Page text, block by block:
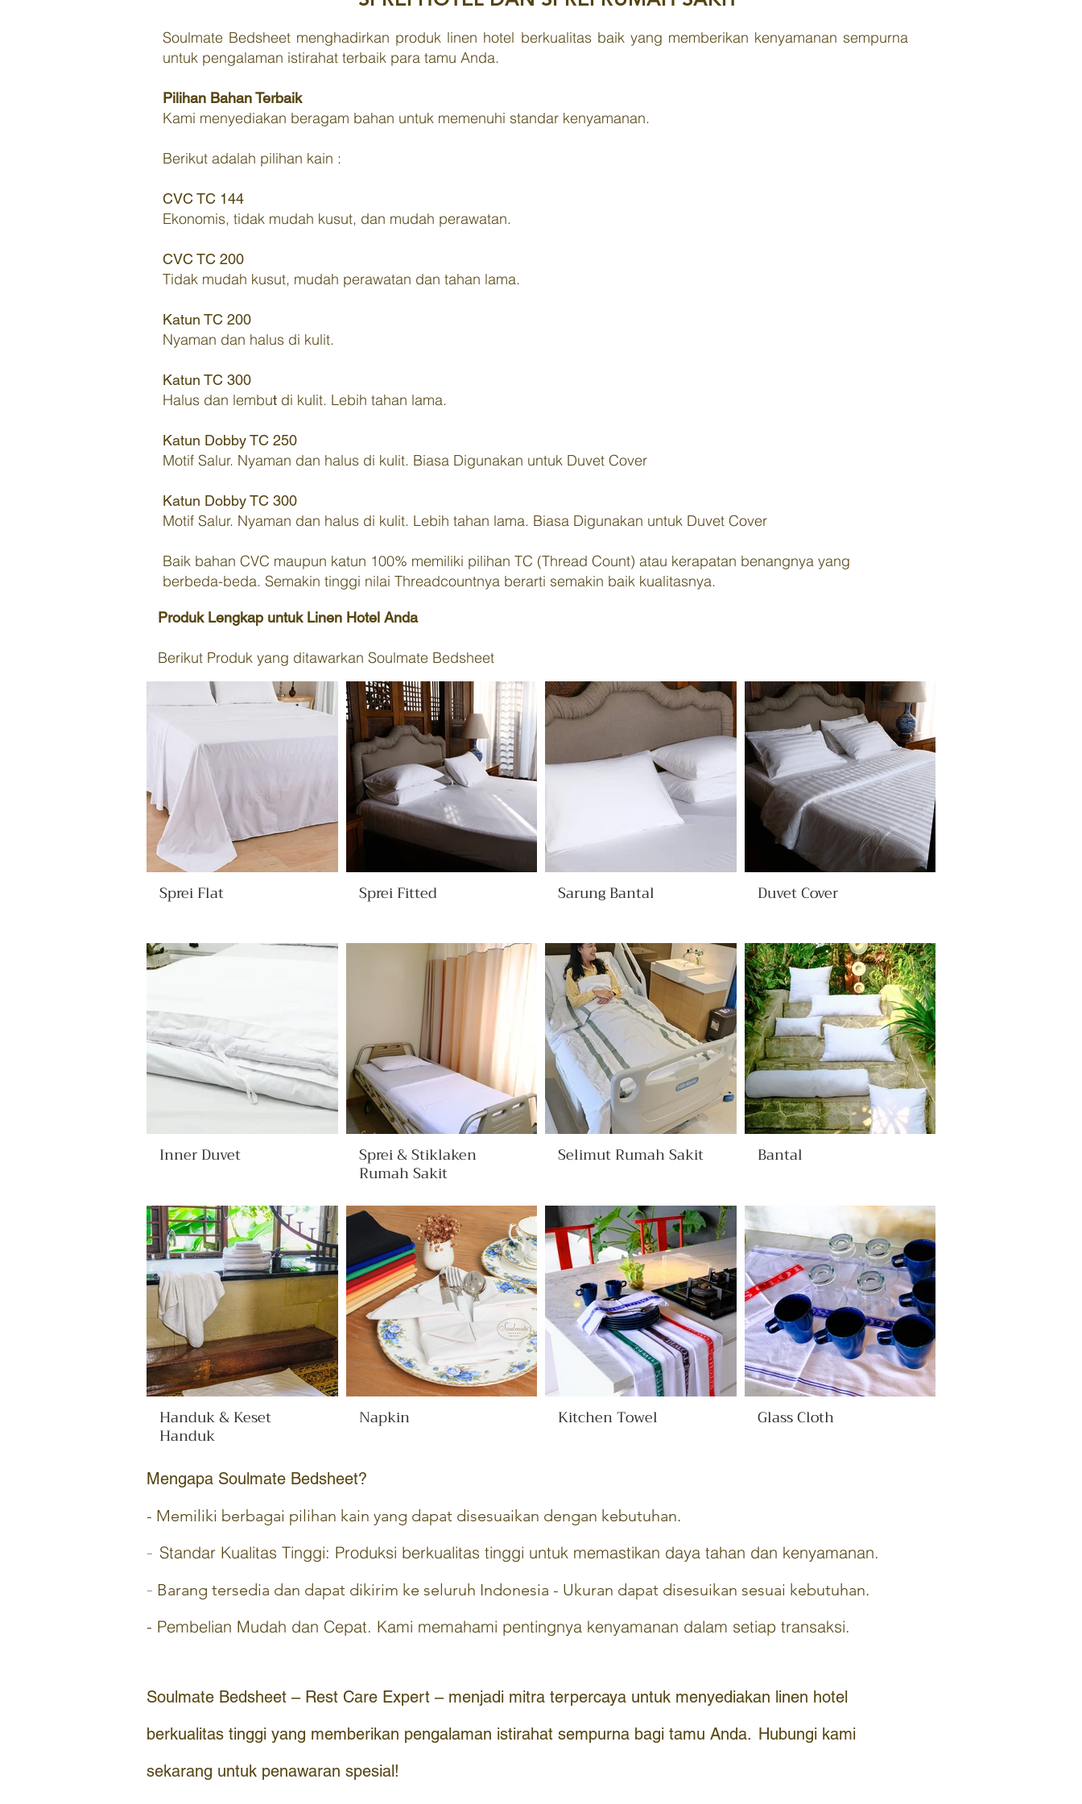
Soulmate Bedsheet menghadirkan produk linen hotel berkualitas baik yang memberikan kenyamanan sempurna
untuk pengalaman istirahat terbaik para tamu Anda.
Pilihan Bahan Terbaik
Kami menyediakan beragam bahan untuk memenuhi standar kenyamanan.
Berikut adalah pilihan kain :
CVC TC 144
Ekonomis, tidak mudah kusut, dan mudah perawatan.
CVC TC 200
Tidak mudah kusut, mudah perawatan dan tahan lama.
Katun TC 200
Nyaman dan halus di kulit.
Katun TC 300
Halus dan lembut di kulit. Lebih tahan lama.
Katun Dobby TC 250
Motif Salur. Nyaman dan halus di kulit. Biasa Digunakan untuk Duvet Cover
Katun Dobby TC 300
Motif Salur. Nyaman dan halus di kulit. Lebih tahan lama. Biasa Digunakan untuk Duvet Cover
Baik bahan CVC maupun katun 100% memiliki pilihan TC (Thread Count) atau kerapatan benangnya yang
berbeda-beda. Semakin tinggi nilai Threadcountnya berarti semakin baik kualitasnya.
Produk Lengkap untuk Linen Hotel Anda
Berikut Produk yang ditawarkan Soulmate Bedsheet
Sprei Flat Sprei Fitted Sarung Bantal Duvet Cover
Inner Duvet Sprei & Stiklaken
Rumah Sakit
Selimut Rumah Sakit Bantal
Handuk & Keset
Handuk
Napkin Kitchen Towel Glass Cloth
Mengapa Soulmate Bedsheet?
- Memiliki berbagai pilihan kain yang dapat disesuaikan dengan kebutuhan.
- Standar Kualitas Tinggi: Produksi berkualitas tinggi untuk memastikan daya tahan dan kenyamanan.
- Barang tersedia dan dapat dikirim ke seluruh Indonesia - Ukuran dapat disesuikan sesuai kebutuhan.
- Pembelian Mudah dan Cepat. Kami memahami pentingnya kenyamanan dalam setiap transaksi.
Soulmate Bedsheet – Rest Care Expert – menjadi mitra terpercaya untuk menyediakan linen hotel
berkualitas tinggi yang memberikan pengalaman istirahat sempurna bagi tamu Anda. Hubungi kami
sekarang untuk penawaran spesial!